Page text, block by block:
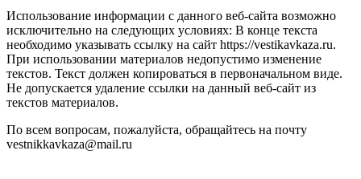
Использование информации с данного веб-сайта возможно
исключительно на следующих условиях: В конце текста
необходимо указывать ссылку на сайт https://vestikavkaza.ru.
При использовании материалов недопустимо изменение
текстов. Текст должен копироваться в первоначальном виде.
Не допускается удаление ссылки на данный веб-сайт из
текстов материалов.
По всем вопросам, пожалуйста, обращайтесь на почту
vestnikkavkaza@mail.ru